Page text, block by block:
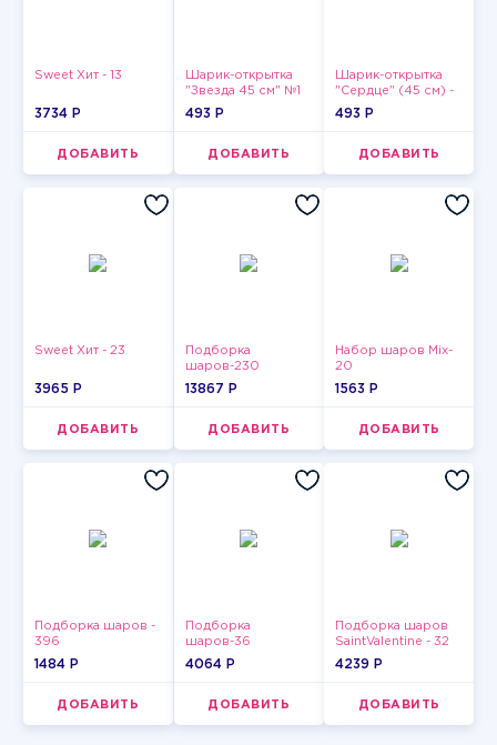
Sweet Хит - 13
3734 P
ДОБАВИТЬ
Шарик-открытка
"Звезда 45 см" №1
493 P
ДОБАВИТЬ
Шарик-открытка
"Сердце" (45 см) -
2
493 P
ДОБАВИТЬ
Sweet Хит - 23
3965 P
ДОБАВИТЬ
Подборка
шаров-230
13867 P
ДОБАВИТЬ
Набор шаров Mix-
20
1563 P
ДОБАВИТЬ
Подборка шаров -
396
1484 P
ДОБАВИТЬ
Подборка
шаров-36
4064 P
ДОБАВИТЬ
Подборка шаров
SaintValentine - 32
4239 P
ДОБАВИТЬ